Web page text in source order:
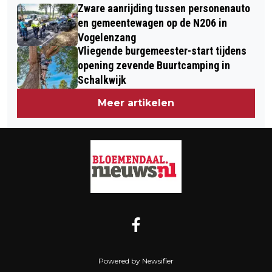
VOGELENZANG
OVERVEEN MAKEN KENNIS MET
RACE-AUTO OP ZONNE-ENERGIE
Zware aanrijding tussen personenauto
en gemeentewagen op de N206 in
Vogelenzang
Vliegende burgemeester-start tijdens
opening zevende Buurtcamping in
Schalkwijk
Meer artikelen
Powered by Newsifier